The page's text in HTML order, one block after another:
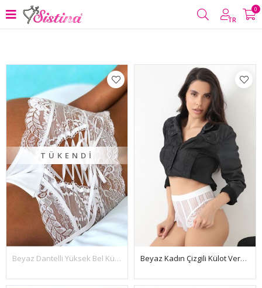
TR
0
Filtrele
TÜKENDI
Beyaz Dantelli Yüksek Bel Külot Hera - K1000 Beyaz Kadın Çizgili Külot Veronica-K1010